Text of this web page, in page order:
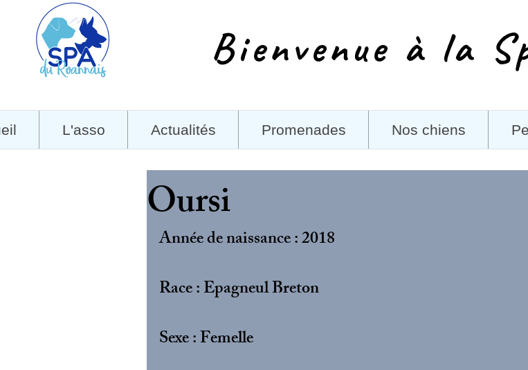
Bienvenue à la
L'asso Actualités Promenades Nos chiens
Oursi
Année de naissance : 2018
Race : Epagneul Breton
Sexe : Femelle